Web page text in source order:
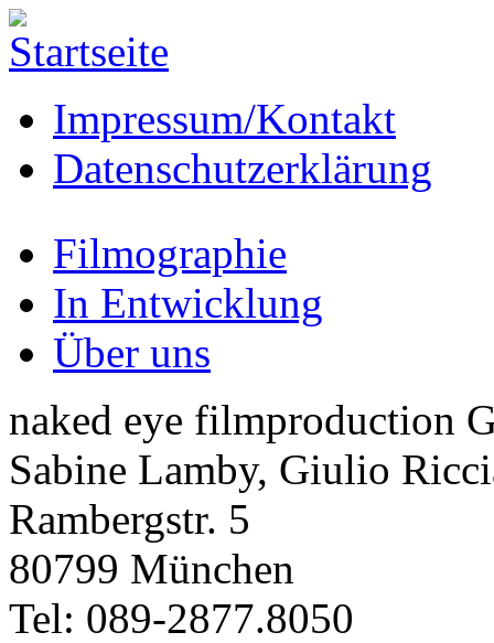
Direkt zum Inhalt
Impressum/Kontakt
Datenschutzerklärung
Filmographie
In Entwicklung
Über uns
naked eye filmproduction
Sabine Lamby, Giulio
Rambergstr. 5
80799 München
Tel: 089-2877.8050